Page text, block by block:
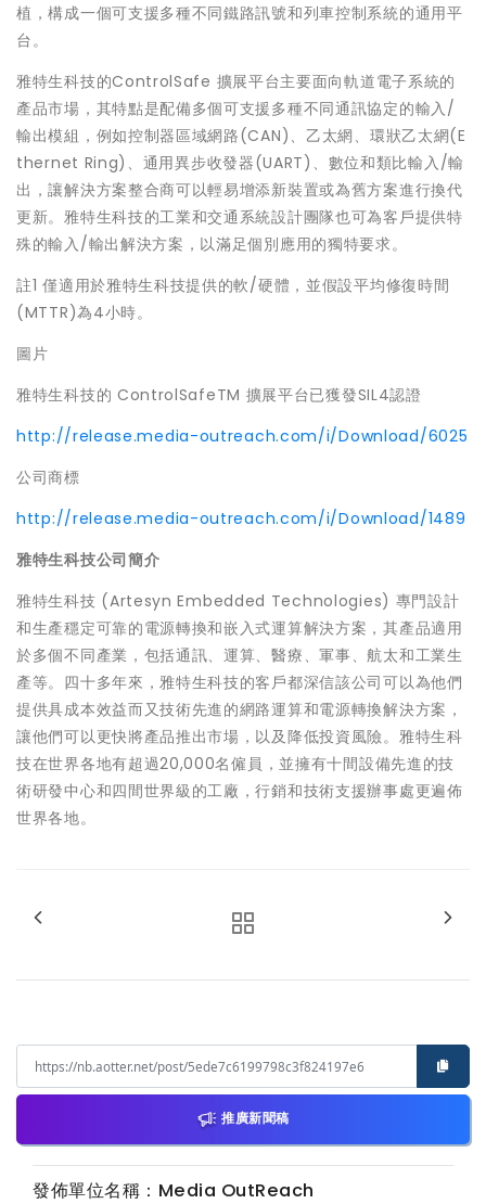
植，構成一個可支援多種不同鐵路訊號和列車控制系統的通用平
台。
雅特生科技的ControlSafe 擴展平台主要面向軌道電子系統的
產品市場，其特點是配備多個可支援多種不同通訊協定的輸入/
輸出模組，例如控制器區域網路(CAN)、乙太網、環狀乙太網(E
thernet Ring)、通用異步收發器(UART)、數位和類比輸入/輸
出，讓解決方案整合商可以輕易增添新裝置或為舊方案進行換代
更新。雅特生科技的工業和交通系統設計團隊也可為客戶提供特
殊的輸入/輸出解決方案，以滿足個別應用的獨特要求。
註1 僅適用於雅特生科技提供的軟/硬體，並假設平均修復時間
(MTTR)為4小時。
圖片
雅特生科技的 ControlSafeTM 擴展平台已獲發SIL4認證
http://release.media-outreach.com/i/Download/6025
公司商標
http://release.media-outreach.com/i/Download/1489
雅特生科技公司簡介
雅特生科技 (Artesyn Embedded Technologies) 專門設計
和生產穩定可靠的電源轉換和嵌入式運算解決方案，其產品適用
於多個不同產業，包括通訊、運算、醫療、軍事、航太和工業生
產等。四十多年來，雅特生科技的客戶都深信該公司可以為他們
提供具成本效益而又技術先進的網路運算和電源轉換解決方案，
讓他們可以更快將產品推出市場，以及降低投資風險。雅特生科
技在世界各地有超過20,000名僱員，並擁有十間設備先進的技
術研發中心和四間世界級的工廠，行銷和技術支援辦事處更遍佈
世界各地。
推廣新聞稿
發佈單位名稱：Media OutReach